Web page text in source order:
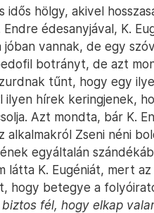
idős hölgy, akivel
édesanyjával, K.
vannak, de egy
botrányt, de azt
tűnt, hogy egy
hírek keringjenek,
Azt mondta, bár K.
Zseni néni
egyáltalán
látta K. Eugéniát, mert
hogy betegye a
fél, hogy elkap